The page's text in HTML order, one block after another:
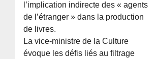
l’implication indirecte des « agents
de l’étranger » dans la production
de livres.
La vice-ministre de la Culture
évoque les défis liés au filtrage